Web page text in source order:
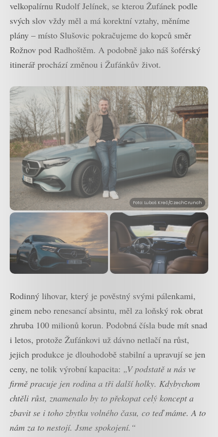
velkopalírnu Rudolf Jelínek, se kterou Žufánek podle
svých slov vždy měl a má korektní vztahy, měníme
plány – místo Slušovic pokračujeme do kopců směr
Rožnov pod Radhoštěm. A podobně jako náš šoférský
itinerář prochází změnou i Žufánkův život.
Foto: Luboš Kreč/CzechCrunch
Rodinný lihovar, který je pověstný svými pálenkami,
ginem nebo renesancí absintu, měl za loňský rok obrat
zhruba 100 milionů korun. Podobná čísla bude mít snad
i letos, protože Žufánkovi už dávno netlačí na růst,
jejich produkce je dlouhodobě stabilní a upravují se jen
ceny, ne tolik výrobní kapacita: „V podstatě u nás ve
firmě pracuje jen rodina a tři další holky. Kdybychom
chtěli růst, znamenalo by to překopat celý koncept a
zbavit se i toho zbytku volného času, co teď máme. A to
nám za to nestojí. Jsme spokojení.“